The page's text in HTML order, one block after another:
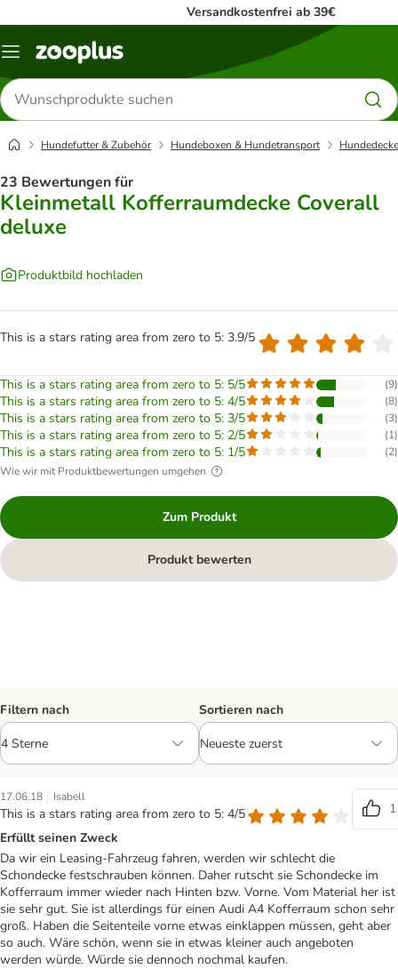
Versandkostenfrei ab 39€
Menü
Produkte
suchen
Hundefutter & Zubehör Hundeboxen & Hundetransport
23 Bewertungen für
Kleinmetall Kofferraumdecke Coverall
deluxe
Produktbild hochladen
This is a stars rating area from zero to 5: 3.9/5
This is a stars rating area from zero to 5: 5/5 (9)
This is a stars rating area from zero to 5: 4/5 (8)
This is a stars rating area from zero to 5: 3/5 (3)
This is a stars rating area from zero to 5: 2/5 (1)
This is a stars rating area from zero to 5: 1/5 (2)
Wie wir mit Produktbewertungen umgehen
Zum Produkt
Produkt bewerten
Filtern nach Sortieren nach
17.06.18 | Isabell
This is a stars rating area from zero to 5: 4/5
1
Erfüllt seinen Zweck
Da wir ein Leasing-Fahrzeug fahren, werden wir schlecht die
Schondecke festschrauben können. Daher rutscht sie Schondecke im
Kofferraum immer wieder nach Hinten bzw. Vorne. Vom Material her ist
sie sehr gut. Sie ist allerdings für einen Audi A4 Kofferraum schon sehr
groß. Haben die Seitenteile vorne etwas einklappen müssen, geht aber
so auch. Wäre schön, wenn sie in etwas kleiner auch angeboten
werden würde. Würde sie dennoch nochmal kaufen.